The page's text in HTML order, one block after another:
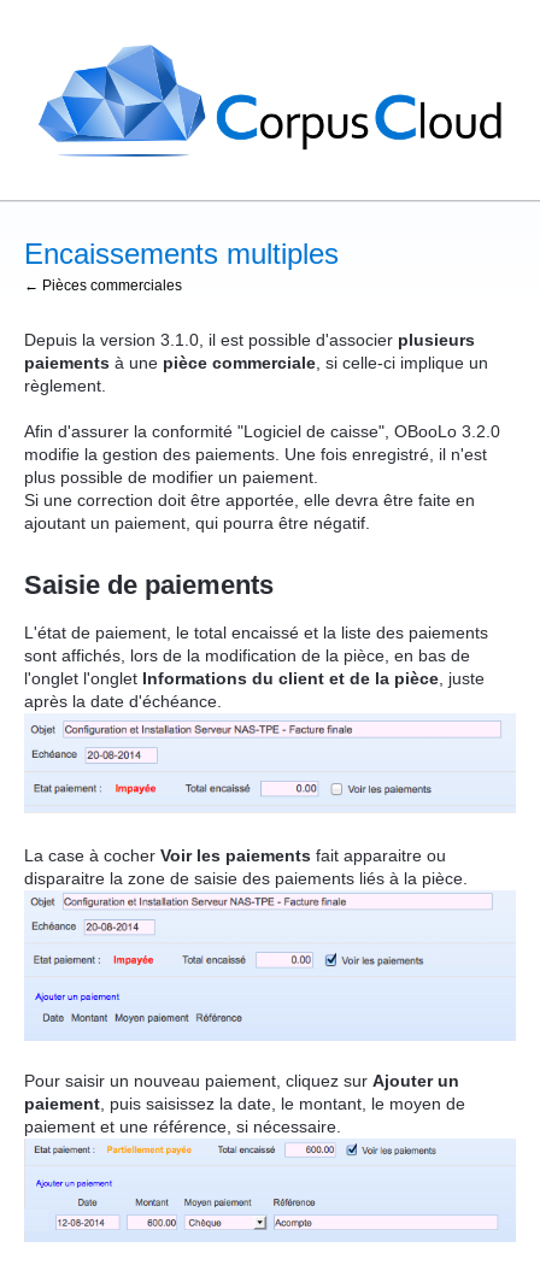
Encaissements multiples
← Pièces commerciales
Depuis la version 3.1.0, il est possible d'associer plusieurs
paiements à une pièce commerciale , si celle-ci implique un
règlement.
Afin d'assurer la conformité "Logiciel de caisse", OBooLo 3.2.0
modifie la gestion des paiements. Une fois enregistré, il n'est
plus possible de modifier un paiement.
Si une correction doit être apportée, elle devra être faite en
ajoutant un paiement, qui pourra être négatif.
Saisie de paiements
L'état de paiement, le total encaissé et la liste des paiements
sont affichés, lors de la modification de la pièce, en bas de
l'onglet l'onglet Informations du client et de la pièce , juste
après la date d'échéance.
La case à cocher Voir les paiements fait apparaitre ou
disparaitre la zone de saisie des paiements liés à la pièce.
Pour saisir un nouveau paiement, cliquez sur Ajouter un
paiement , puis saisissez la date, le montant, le moyen de
paiement et une référence, si nécessaire.